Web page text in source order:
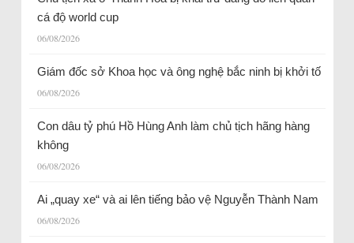
cá độ world cup
06/08/2026
Giám đốc sở Khoa học và ông nghệ bắc ninh bị khởi tố
06/08/2026
Con dâu tỷ phú Hồ Hùng Anh làm chủ tịch hãng hàng
không
06/08/2026
Ai „quay xe“ và ai lên tiếng bảo vệ Nguyễn Thành Nam
06/08/2026